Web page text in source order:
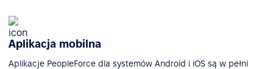
Aplikacja mobilna
Aplikacje PeopleForce dla systemów Android i iOS są w pełni